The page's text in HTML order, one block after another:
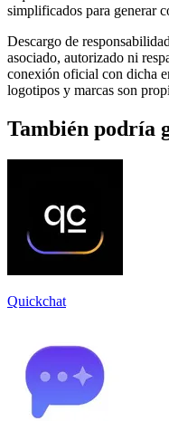
simplificados para generar
Descargo de
asociado, autorizado ni
conexión oficial con dicha
logotipos y marcas son
También podría
Quickchat